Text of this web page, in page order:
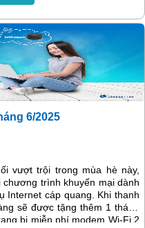
6/2025
vượt trội trong mùa hè này,
trình khuyến mại dành
Internet cáp quang. Khi thanh
sẽ được tặng thêm 1 tháng
bị miễn phí modem Wi-Fi 2